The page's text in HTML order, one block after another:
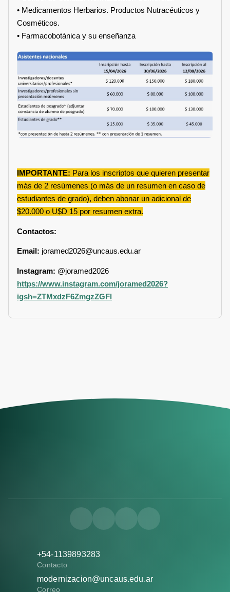
• Medicamentos Herbarios. Productos Nutracéuticos y
Cosméticos.
• Farmacobotánica y su enseñanza
IMPORTANTE: Para los inscriptos que quieren presentar
más de 2 resúmenes (o más de un resumen en caso de
estudiantes de grado), deben abonar un adicional de
$20.000 o U$D 15 por resumen extra.
Contactos:
Email: joramed2026@uncaus.edu.ar
Instagram: @joramed2026
https://www.instagram.com/joramed2026?
igsh=ZTMxdzF6ZmgzZGFl
+54-1139893283
Contacto
modernizacion@uncaus.edu.ar
Correo